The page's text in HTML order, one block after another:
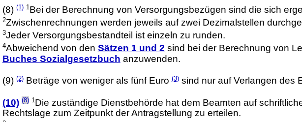
(8)(1) 1Bei der Berechnung von Versorgungsbezügen sind die sich
2Zwischenrechnungen werden jeweils auf zwei Dezimalstellen
3Jeder Versorgungsbestandteil ist einzeln zu runden.
4Abweichend von den Sätzen 1 und 2 sind bei der Berechnung von
Buches Sozialgesetzbuch anzuwenden.
(9)(2) Beträge von weniger als fünf Euro(3)sind nur auf Verlangen des
(10) (8) 1Die zuständige Dienstbehörde hat dem Beamten auf
Rechtslage zum Zeitpunkt der Antragstellung zu erteilen.